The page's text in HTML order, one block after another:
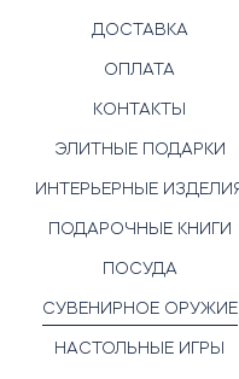
ДОСТАВКА
ОПЛАТА
КОНТАКТЫ
ЭЛИТНЫЕ ПОДАРКИ
ИНТЕРЬЕРНЫЕ
ПОДАРОЧНЫЕ КНИГИ
ПОСУДА
СУВЕНИРНОЕ ОРУЖИЕ
НАСТОЛЬНЫЕ ИГРЫ